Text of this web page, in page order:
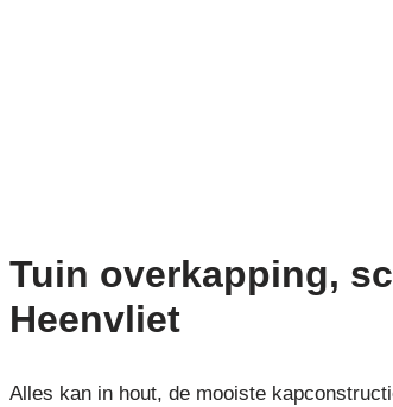
Tuin overkapping,
Heenvliet
Alles kan in hout, de mooiste